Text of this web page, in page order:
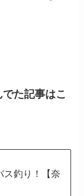
た記事はこ
ス釣り！【奈